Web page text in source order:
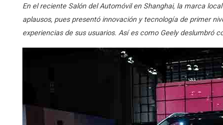
En el reciente Salón del Automóvil en Shanghai, la marca
aplausos, pues presentó innovación y tecnología de primer
experiencias de sus usuarios. Así es como Geely deslumbró